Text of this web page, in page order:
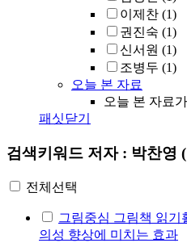
이제찬 (1)
권진숙 (1)
신서원 (1)
조병두 (1)
오늘 본 자료
오늘 본 자료
패싯닫기
검색키워드 저자 : 박찬영
전체선택
그림중심 그림책 읽기
의성 향상에 미치는 효과